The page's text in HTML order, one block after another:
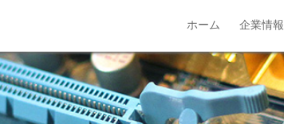
ホーム 企業情報